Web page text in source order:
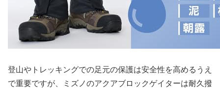
登山やトレッキングでの足元の保護は安全性を高めるうえ
で重要ですが、ミズノのアクアブロックゲイターは耐久撥